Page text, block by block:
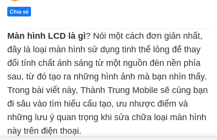
Màn hình Vsmart Màn hình Google Pixel
Thay pin
Pin iPhone Pin Samsumg Pin Oppo Pin Xiaomi
Pin Realme
Thay vỏ
Chia sẻ
Màn hình LCD là gì? Nói một cách đơn giản nhất,
đây là loại màn hình sử dụng tinh thể lỏng để thay
đổi tính chất ánh sáng từ một nguồn đèn nền phía
sau, từ đó tạo ra những hình ảnh mà bạn nhìn thấy.
Trong bài viết này, Thành Trung Mobile sẽ cùng bạn
đi sâu vào tìm hiểu cấu tạo, ưu nhược điểm và
những lưu ý quan trọng khi sửa chữa loại màn hình
này trên điện thoại.